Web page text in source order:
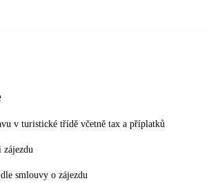
v turistické třídě včetně tax a příplatků
smlouvy o zájezdu